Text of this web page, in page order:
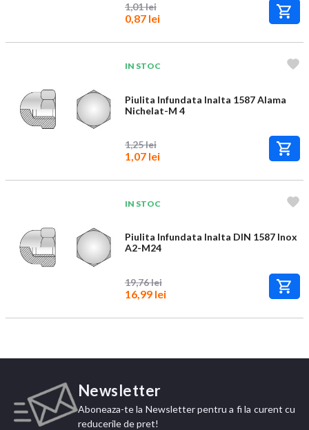
1,01 lei
0,87 lei
IN STOC
Piulita Infundata Inalta 1587 Alama
Nichelat-M 4
1,25 lei
1,07 lei
IN STOC
Piulita Infundata Inalta DIN 1587 Inox
A2-M24
19,76 lei
16,99 lei
Newsletter
Aboneaza-te la Newsletter pentru a fi la curent cu
reducerile de pret!